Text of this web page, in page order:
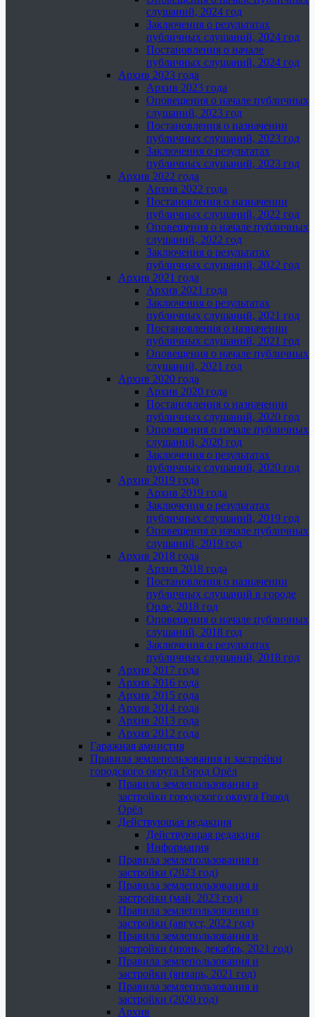
слушаний, 2024 год
Заключения о результатах
публичных слушаний, 2024 год
Постановления о начале
публичных слушаний, 2024 год
Архив 2023 года
Архив 2023 года
Оповещения о начале публичных
слушаний, 2023 год
Постановления о назначении
публичных слушаний, 2023 год
Заключения о результатах
публичных слушаний, 2023 год
Архив 2022 года
Архив 2022 года
Постановления о назначении
публичных слушаний, 2022 год
Оповещения о начале публичных
слушаний, 2022 год
Заключения о результатах
публичных слушаний, 2022 год
Архив 2021 года
Архив 2021 года
Заключения о результатах
публичных слушаний, 2021 год
Постановления о назначении
публичных слушаний, 2021 год
Оповещения о начале публичных
слушаний, 2021 год
Архив 2020 года
Архив 2020 года
Постановления о назначении
публичных слушаний, 2020 год
Оповещения о начале публичных
слушаний, 2020 год
Заключения о результатах
публичных слушаний, 2020 год
Архив 2019 года
Архив 2019 года
Заключения о результатах
публичных слушаний, 2019 год
Оповещения о начале публичных
слушаний, 2019 год
Архив 2018 года
Архив 2018 года
Постановления о назначении
публичных слушаний в городе
Орле, 2018 год
Оповещения о начале публичных
слушаний, 2018 год
Заключения о результатах
публичных слушаний, 2018 год
Архив 2017 года
Архив 2016 года
Архив 2015 года
Архив 2014 года
Архив 2013 года
Архив 2012 года
Гаражная амнистия
Правила землепользования и застройки
городского округа Город Орёл
Правила землепользования и
застройки городского округа Город
Орёл
Действующая редакция
Действующая редакция
Информация
Правила землепользования и
застройки (2023 год)
Правила землепользования и
застройки (май, 2023 год)
Правила землепользования и
застройки (август, 2022 год)
Правила землепользования и
застройки (июнь, декабрь, 2021 год)
Правила землепользования и
застройки (январь, 2021 год)
Правила землепользования и
застройки (2020 год)
Архив